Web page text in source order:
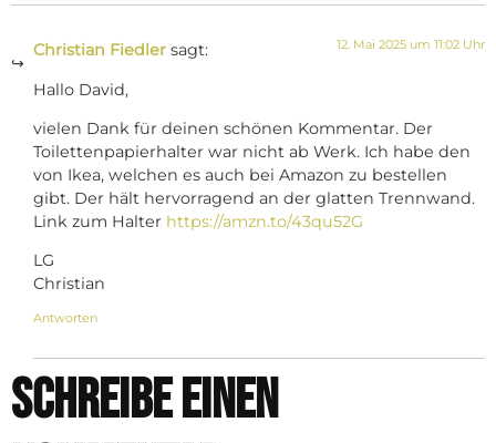
Christian Fiedler sagt: 12. Mai 2025 um 11:02 Uhr
Hallo David,
vielen Dank für deinen schönen Kommentar. Der
Toilettenpapierhalter war nicht ab Werk. Ich habe den
von Ikea, welchen es auch bei Amazon zu bestellen
gibt. Der hält hervorragend an der glatten Trennwand.
Link zum Halter https://amzn.to/43qu52G
LG
Christian
Antworten
Schreibe einen